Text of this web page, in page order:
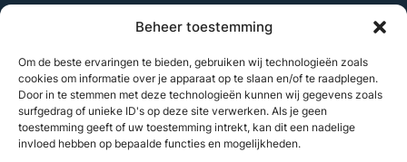
Beheer toestemming
Om de beste ervaringen te bieden, gebruiken wij technologieën zoals
cookies om informatie over je apparaat op te slaan en/of te raadplegen.
Door in te stemmen met deze technologieën kunnen wij gegevens zoals
surfgedrag of unieke ID's op deze site verwerken. Als je geen
toestemming geeft of uw toestemming intrekt, kan dit een nadelige
invloed hebben op bepaalde functies en mogelijkheden.
Laatste nieuws
Wij plaatsen zowel nieuwsberichten, beschrijven de
beste locaties om padel te spelen, geven tips aan